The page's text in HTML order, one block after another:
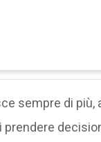
sempre di più,
prendere